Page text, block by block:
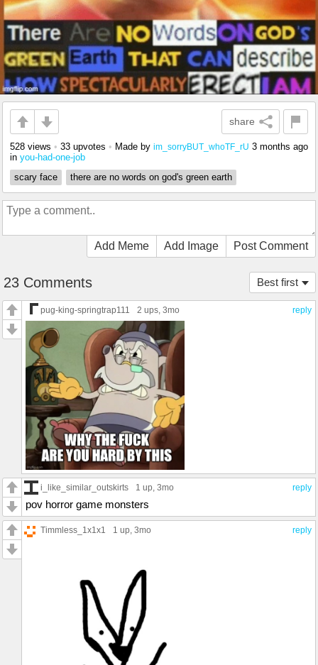
share
528 views • 33 upvotes • Made by im_sorryBUT_whoTF_rU 3 months ago
in you-had-one-job
scary face
there are no words on god's green earth
Add Meme Add Image Post Comment
Best first
23 Comments
reply
pug-king-springtrap111 2 ups, 3mo
reply
i_like_similar_outskirts 1 up, 3mo
pov horror game monsters
reply
Timmless_1x1x1 1 up, 3mo